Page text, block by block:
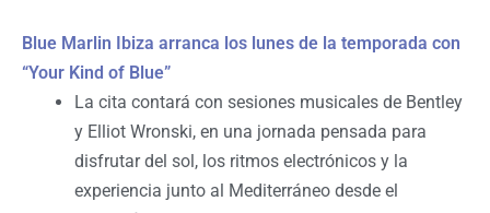
Blue Marlin Ibiza arranca los lunes de la temporada con
“Your Kind of Blue”
La cita contará con sesiones musicales de Bentley
y Elliot Wronski, en una jornada pensada para
disfrutar del sol, los ritmos electrónicos y la
experiencia junto al Mediterráneo desde el